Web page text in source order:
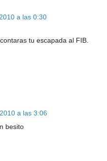
a las 0:30
tu escapada al FIB.
a las 3:06
besito